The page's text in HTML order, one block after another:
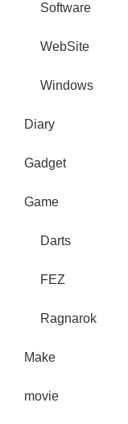
Software
WebSite
Windows
Diary
Gadget
Game
Darts
FEZ
Ragnarok
Make
movie